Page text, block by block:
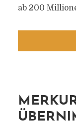
ab 200